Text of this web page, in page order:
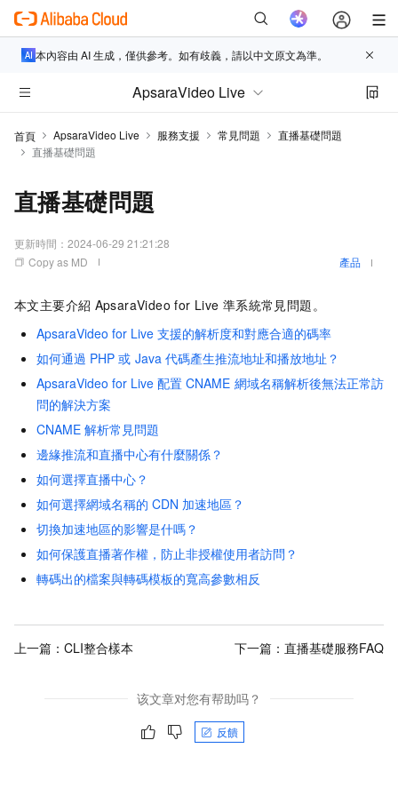
本內容由 AI 生成，僅供參考。如有歧義，請以中文原文為準。
ApsaraVideo Live
首頁 ApsaraVideo Live 服務支援 常見問題
直播基礎問題
直播基礎問題
直播基礎問題
更新時間： 2024-06-29 21:21:28
Copy as MD
產品
本文主要介紹 ApsaraVideo for Live 準系統常見問題。
ApsaraVideo for Live 支援的解析度和對應合適的碼率
如何通過 PHP 或 Java 代碼產生推流地址和播放地址？
ApsaraVideo for Live 配置 CNAME 網域名稱解析後無法正常訪
問的解決方案
CNAME 解析常見問題
邊緣推流和直播中心有什麼關係？
如何選擇直播中心？
如何選擇網域名稱的 CDN 加速地區？
切換加速地區的影響是什嗎？
如何保護直播著作權，防止非授權使用者訪問？
轉碼出的檔案與轉碼模板的寬高參數相反
上一篇： CLI整合樣本 下一篇： 直播基礎服務FAQ
该文章对您有帮助吗？
反饋